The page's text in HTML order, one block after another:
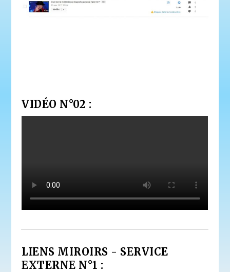
VIDÉO N°02 :
LIENS MIROIRS - SERVICE
EXTERNE N°1 :